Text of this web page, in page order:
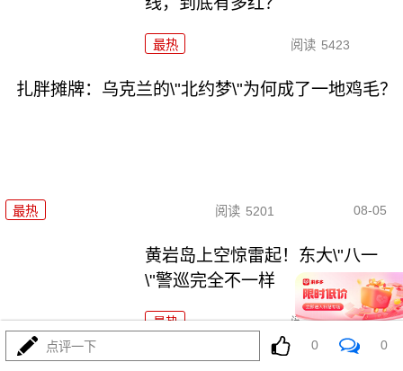
最热 阅读 5423
扎胖摊牌：乌克兰的\"北约梦\"为何成了一地鸡毛？
最热 阅读 5201 08-05
黄岩岛上空惊雷起！东大\"八一
\"警巡完全不一样
最热 阅读 16165
刚刚，普京被逼亮出底牌！俄罗斯要干大事了！
点评一下 0 0